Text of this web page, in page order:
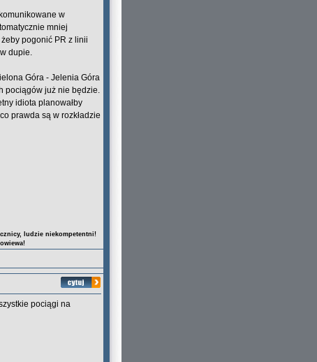
w
mniej
żeby pogonić PR z linii
dupie.
Góra - Jelenia Góra
pociągów już nie będzie.
idiota planowałby
prawda są w rozkładzie
ludzie niekompetentni!
pociągi na